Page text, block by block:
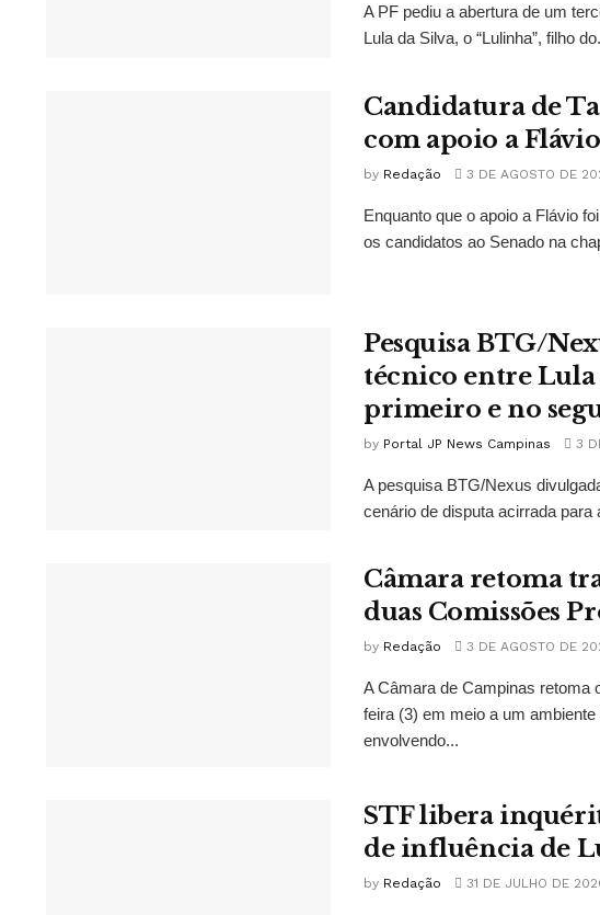
A PF pediu a abertura de um
Lula da Silva, o “Lulinha”, filho
Candidatura de
com apoio a Flávio
by Redação 3 DE AGOSTO DE
Enquanto que o apoio a Flávio
os candidatos ao Senado na
Pesquisa BTG/
técnico entre Lula
primeiro e no
by Portal JP News Campinas 3
A pesquisa BTG/Nexus
cenário de disputa acirrada para
Câmara retoma
duas Comissões
by Redação 3 DE AGOSTO DE
A Câmara de Campinas retoma
feira (3) em meio a um
envolvendo...
STF libera
de influência de
by Redação 31 DE JULHO DE